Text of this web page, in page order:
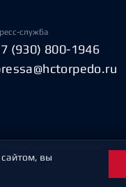
служба
(930) 800-1946
сайтом, вы